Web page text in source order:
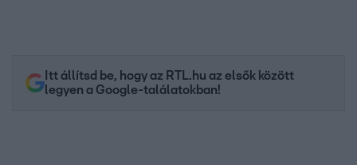
Itt állítsd be, hogy az RTL.hu az elsők között
legyen a Google-találatokban!